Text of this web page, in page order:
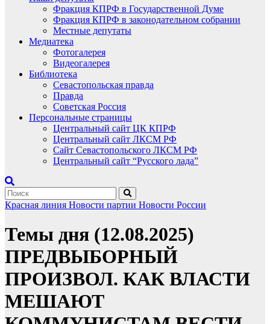
Фракция КПРФ в Государственной Думе
Фракция КПРФ в законодательном собрании
Местные депутаты
Медиатека
Фотогалерея
Видеогалерея
Библиотека
Севастопольская правда
Правда
Советская Россия
Персональные страницы
Центральный сайт ЦК КПРФ
Центральный сайт ЛКСМ РФ
Сайт Севастопольского ЛКСМ РФ
Центральный сайт “Русского лада”
Красная линия Новости партии Новости России
Темы дня (12.08.2025)
ПРЕДВЫБОРНЫЙ
ПРОИЗВОЛ. КАК ВЛАСТИ
МЕШАЮТ